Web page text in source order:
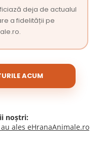
deja de actualul
a fidelității pe
ACUM
noștri:
ales eHranaAnimale.ro